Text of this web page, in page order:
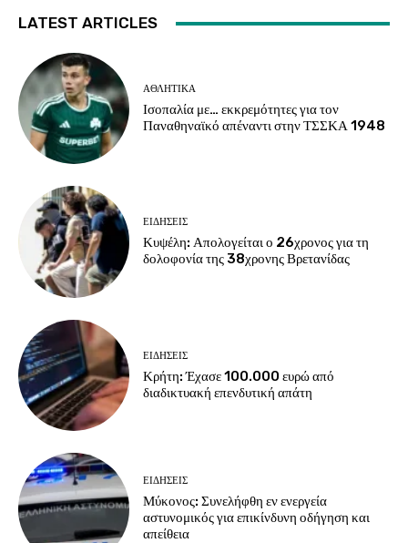
LATEST ARTICLES
ΑΘΛΗΤΙΚΑ
Ισοπαλία με… εκκρεμότητες για τον
Παναθηναϊκό απέναντι στην ΤΣΣΚΑ 1948
ΕΙΔΗΣΕΙΣ
Κυψέλη: Απολογείται ο 26χρονος για τη
δολοφονία της 38χρονης Βρετανίδας
ΕΙΔΗΣΕΙΣ
Κρήτη: Έχασε 100.000 ευρώ από
διαδικτυακή επενδυτική απάτη
ΕΙΔΗΣΕΙΣ
Μύκονος: Συνελήφθη εν ενεργεία
αστυνομικός για επικίνδυνη οδήγηση και
απείθεια